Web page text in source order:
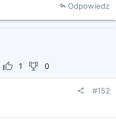
Odpowiedz
1 0
#152